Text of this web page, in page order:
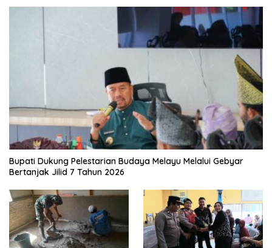
Bupati Dukung Pelestarian Budaya Melayu Melalui Gebyar
Bertanjak Jilid 7 Tahun 2026